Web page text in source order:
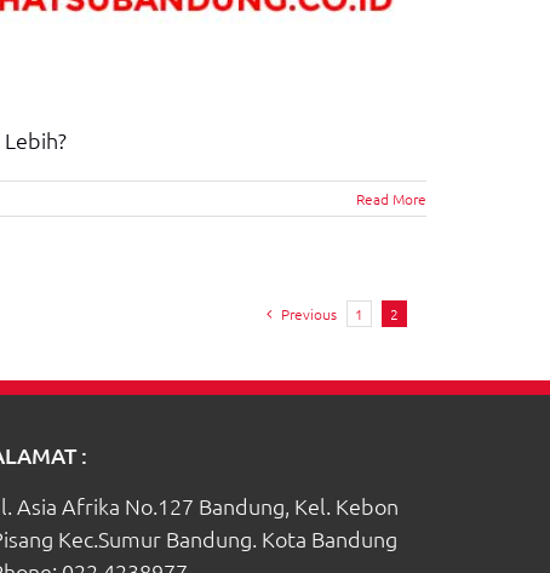
Read More
Previous 1 2
:
Asia Afrika No.127 Bandung, Kel. Kebon
Kec.Sumur Bandung. Kota Bandung